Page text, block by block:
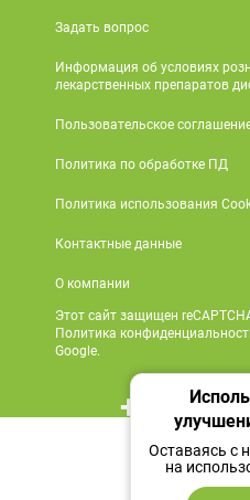
Нет в
Задать вопрос
Информация об условиях
лекарственных препаратов
Пользовательское
Политика по обработке ПД
Политика использования
Контактные данные
О компании
Этот сайт защищен
Политика
Google.
+7 495
Мы в
Оставаясь с
на